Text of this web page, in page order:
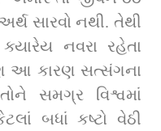
સારવો નથી. તેથી
નવરા રહેતા
આ કારણ સત્સંગના
સમગ્ર વિશ્વમાં
બધાં કષ્ટો વેઠી